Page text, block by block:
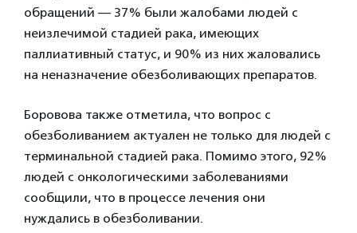
обращений — 37% были жалобами людей с
неизлечимой стадией рака, имеющих
паллиативный статус, и 90% из них жаловались
на неназначение обезболивающих препаратов.
Боровова также отметила, что вопрос с
обезболиванием актуален не только для людей с
терминальной стадией рака. Помимо этого, 92%
людей с онкологическими заболеваниями
сообщили, что в процессе лечения они
нуждались в обезболивании.